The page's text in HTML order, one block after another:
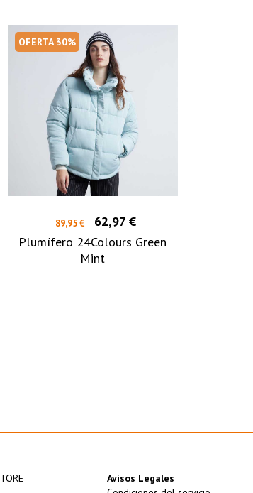
OFERTA 30%
89,95 €
62,97 €
Plumífero 24Colours Green
Mint
Avisos Legales